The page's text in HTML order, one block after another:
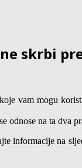
skrbi
vam mogu
odnose na ta dva
informacije na